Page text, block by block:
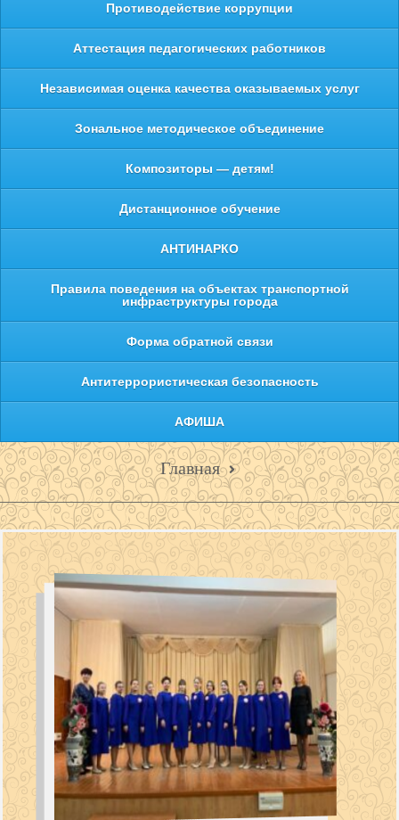
Противодействие коррупции
Аттестация педагогических работников
Независимая оценка качества оказываемых услуг
Зональное методическое объединение
Композиторы — детям!
Дистанционное обучение
АНТИНАРКО
Правила поведения на объектах транспортной
инфраструктуры города
Форма обратной связи
Антитеррористическая безопасность
АФИША
Главная